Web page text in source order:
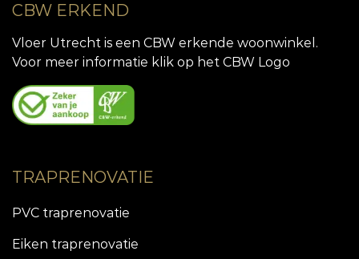
CBW ERKEND
Vloer Utrecht is een CBW erkende woonwinkel.
Voor meer informatie klik op het CBW Logo
TRAPRENOVATIE
PVC traprenovatie
Eiken traprenovatie